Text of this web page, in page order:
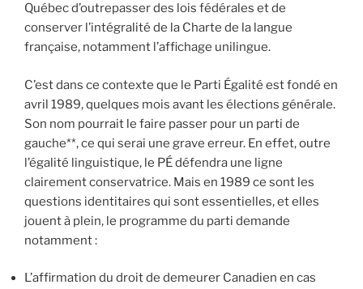
Québec d’outrepasser des lois fédérales et de
conserver l’intégralité de la Charte de la langue
française, notamment l’affichage unilingue.
C’est dans ce contexte que le Parti Égalité est fondé en
avril 1989, quelques mois avant les élections générale.
Son nom pourrait le faire passer pour un parti de
gauche**, ce qui serai une grave erreur. En effet, outre
l’égalité linguistique, le PÉ défendra une ligne
clairement conservatrice. Mais en 1989 ce sont les
questions identitaires qui sont essentielles, et elles
jouent à plein, le programme du parti demande
notamment :
L’affirmation du droit de demeurer Canadien en cas